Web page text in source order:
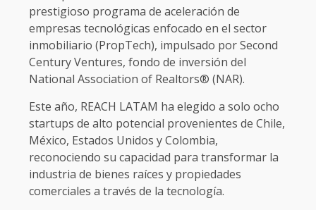
prestigioso programa de aceleración de
empresas tecnológicas enfocado en el sector
inmobiliario (PropTech), impulsado por Second
Century Ventures, fondo de inversión del
National Association of Realtors® (NAR).
Este año, REACH LATAM ha elegido a solo ocho
startups de alto potencial provenientes de Chile,
México, Estados Unidos y Colombia,
reconociendo su capacidad para transformar la
industria de bienes raíces y propiedades
comerciales a través de la tecnología.